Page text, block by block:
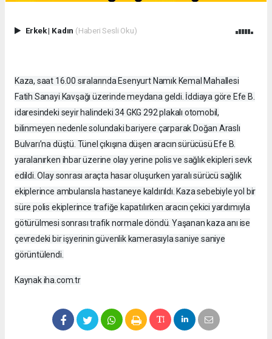
Erkek| Kadın (Haberi Sesli Oku)
Kaza, saat 16.00 sıralarında Esenyurt Namık Kemal Mahallesi
Fatih Sanayi Kavşağı üzerinde meydana geldi. İddiaya göre Efe B.
idaresindeki seyir halindeki 34 GKG 292 plakalı otomobil,
bilinmeyen nedenle solundaki bariyere çarparak Doğan Araslı
Bulvarı’na düştü. Tünel çıkışına düşen aracın sürücüsü Efe B.
yaralanırken ihbar üzerine olay yerine polis ve sağlık ekipleri sevk
edildi. Olay sonrası araçta hasar oluşurken yaralı sürücü sağlık
ekiplerince ambulansla hastaneye kaldırıldı. Kaza sebebiyle yol bir
süre polis ekiplerince trafiğe kapatılırken aracın çekici yardımıyla
götürülmesi sonrası trafik normale döndü. Yaşanan kaza anı ise
çevredeki bir işyerinin güvenlik kamerasıyla saniye saniye
görüntülendi.
Kaynak iha.com.tr